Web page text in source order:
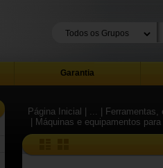
Garantia
Página Inicial | ...
|
| Máquinas e equipamentos